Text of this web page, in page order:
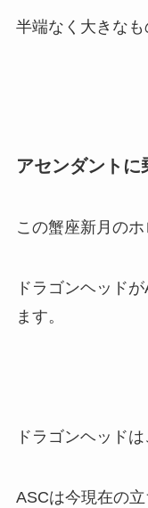
半端なく大きなも
アセンダントに
この蟹座新月のホ
ドラゴンヘッド
ます。
ドラゴンヘッド
ASCは今現在の